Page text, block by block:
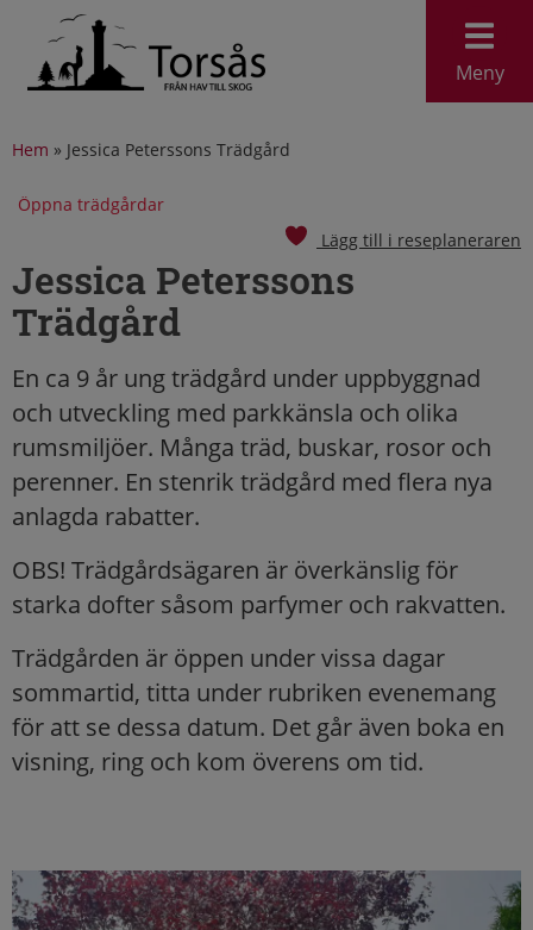
Meny
Hem » Jessica Peterssons Trädgård
Öppna trädgårdar
Lägg till i reseplaneraren
Jessica Peterssons
Trädgård
En ca 9 år ung trädgård under uppbyggnad
och utveckling med parkkänsla och olika
rumsmiljöer. Många träd, buskar, rosor och
perenner. En stenrik trädgård med flera nya
anlagda rabatter.
OBS! Trädgårdsägaren är överkänslig för
starka dofter såsom parfymer och rakvatten.
Trädgården är öppen under vissa dagar
sommartid, titta under rubriken evenemang
för att se dessa datum. Det går även boka en
visning, ring och kom överens om tid.